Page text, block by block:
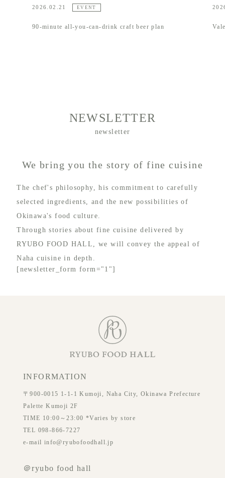
can-drink craft beer plan Valentine's Day is finally
NEWSLETTER
newsletter
We bring you the story of fine cuisine
The chef's philosophy, his commitment to carefully
selected ingredients, and the new possibilities of
Okinawa's food culture.
Through stories about fine cuisine delivered by
RYUBO FOOD HALL, we will convey the appeal of
Naha cuisine in depth.
[newsletter_form form="1"]
INFORMATION
〒900-0015 1-1-1 Kumoji, Naha City, Okinawa Prefecture
Palette Kumoji 2F
TIME 10:00～23:00 *Varies by store
TEL 098-866-7227
e-mail info@ryubofoodhall.jp
＠ryubo food hall